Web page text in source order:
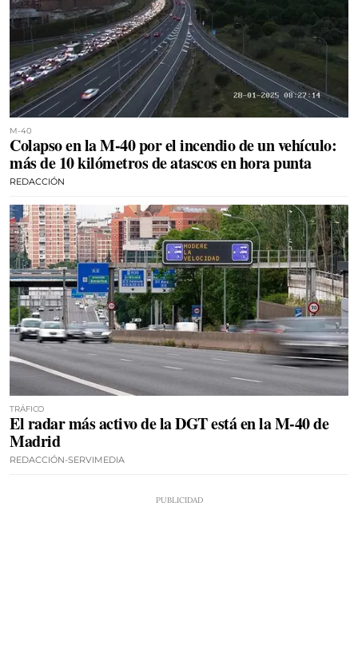
M-40
Colapso en la M-40 por el incendio de un vehículo:
más de 10 kilómetros de atascos en hora punta
REDACCIÓN
TRÁFICO
El radar más activo de la DGT está en la M-40 de
Madrid
REDACCIÓN-SERVIMEDIA